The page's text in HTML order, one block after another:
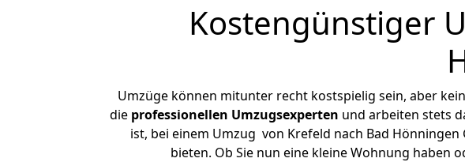
Kostengünstiger
Umzüge können mitunter recht kostspielig sein, aber
die professionellen Umzugsexperten und arbeiten stets
ist, bei einem Umzug von Krefeld nach Bad
bieten. Ob Sie nun eine kleine Wohnung haben